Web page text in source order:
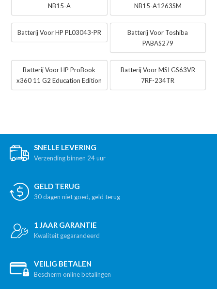
NB15-A
NB15-A1263SM
Batterij Voor HP PL03043-PR
Batterij Voor Toshiba
PABAS279
Batterij Voor HP ProBook
x360 11 G2 Education Edition
Batterij Voor MSI GS63VR
7RF-234TR
SNELLE LEVERING
Verzending binnen 24 uur
GELD TERUG
30 dagen niet goed, geld terug
1 JAAR GARANTIE
Kwaliteit gegarandeerd
VEILIG BETALEN
Bescherm online betalingen